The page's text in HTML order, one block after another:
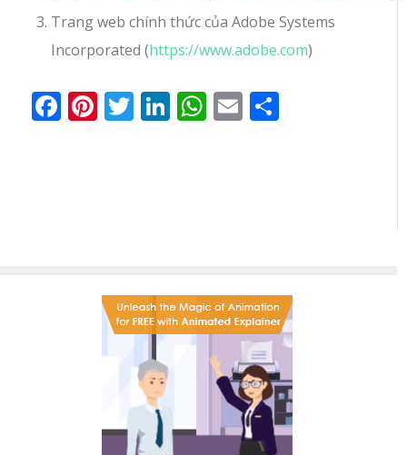
Trang web chính thức của Adobe Systems
Incorporated (https://www.adobe.com)
Facebook
Pinterest
Twitter
LinkedIn
WhatsApp
Email